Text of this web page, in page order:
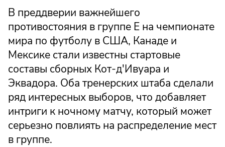
В преддверии важнейшего
противостояния в группе E на чемпионате
мира по футболу в США, Канаде и
Мексике стали известны стартовые
составы сборных Кот-д'Ивуара и
Эквадора. Оба тренерских штаба сделали
ряд интересных выборов, что добавляет
интриги к ночному матчу, который может
серьезно повлиять на распределение мест
в группе.